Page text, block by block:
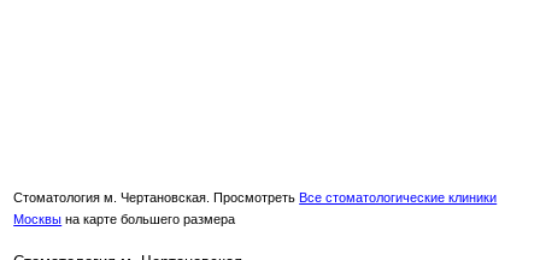
Стоматология м. Чертановская. ПросмотретьВсе стоматологические клиники
Москвы на карте большего размера